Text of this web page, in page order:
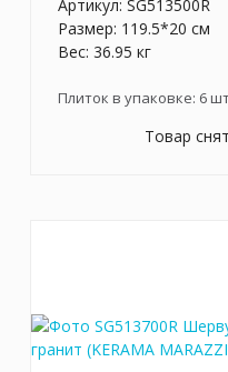
Артикул: SG513500R
Размер: 119.5*20 см
Вес: 36.95 кг
Плиток в упаковке: 6
Товар